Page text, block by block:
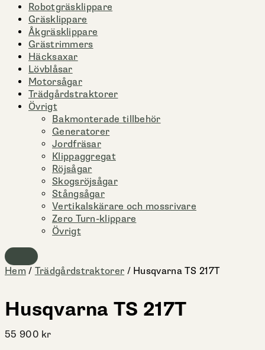
Robotgräsklippare
Gräsklippare
Åkgräsklippare
Grästrimmers
Häcksaxar
Lövblåsar
Motorsågar
Trädgårdstraktorer
Övrigt
Bakmonterade tillbehör
Generatorer
Jordfräsar
Klippaggregat
Röjsågar
Skogsröjsågar
Stångsågar
Vertikalskärare och mossrivare
Zero Turn-klippare
Övrigt
Hem/ Trädgårdstraktorer / Husqvarna TS 217T
Husqvarna TS 217T
55 900 kr